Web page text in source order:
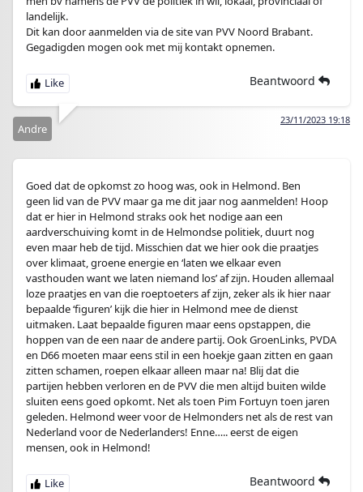
landelijk.
Dit kan door aanmelden via de site van PVV Noord Brabant.
Gegadigden mogen ook met mij kontakt opnemen.
Beantwoord
23/11/2023 19:18
Andre
Goed dat de opkomst zo hoog was, ook in Helmond. Ben
geen lid van de PVV maar ga me dit jaar nog aanmelden! Hoop
dat er hier in Helmond straks ook het nodige aan een
aardverschuiving komt in de Helmondse politiek, duurt nog
even maar heb de tijd. Misschien dat we hier ook die praatjes
over klimaat, groene energie en ‘laten we elkaar even
vasthouden want we laten niemand los’ af zijn. Houden allemaal
loze praatjes en van die roeptoeters af zijn, zeker als ik hier naar
bepaalde ‘figuren’ kijk die hier in Helmond mee de dienst
uitmaken. Laat bepaalde figuren maar eens opstappen, die
hoppen van de een naar de andere partij. Ook GroenLinks, PVDA
en D66 moeten maar eens stil in een hoekje gaan zitten en gaan
zitten schamen, roepen elkaar alleen maar na! Blij dat die
partijen hebben verloren en de PVV die men altijd buiten wilde
sluiten eens goed opkomt. Net als toen Pim Fortuyn toen jaren
geleden. Helmond weer voor de Helmonders net als de rest van
Nederland voor de Nederlanders! Enne….. eerst de eigen
mensen, ook in Helmond!
Beantwoord